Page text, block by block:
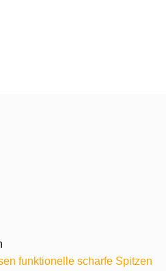
funktionelle scharfe Spitzen